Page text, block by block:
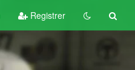
Registrer